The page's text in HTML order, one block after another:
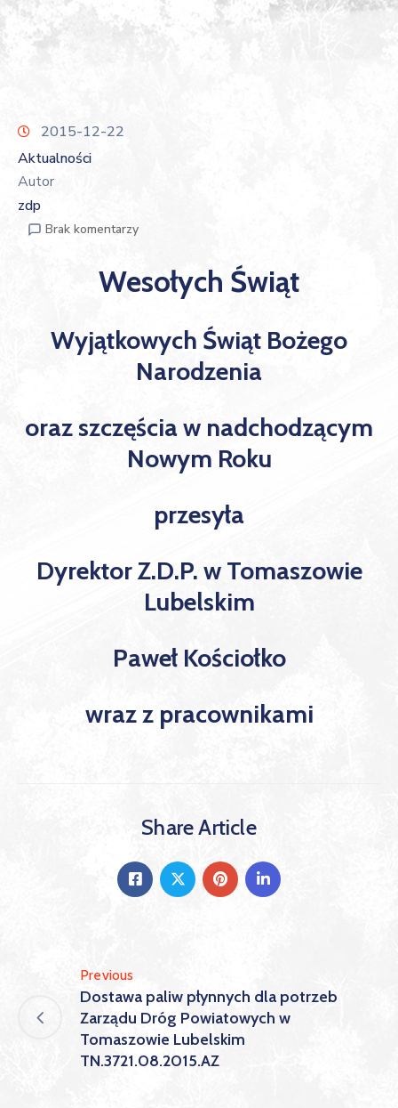
2015-12-22
Aktualności
Autor
zdp
Brak komentarzy
Wesołych Świąt
Wyjątkowych Świąt Bożego
Narodzenia
oraz szczęścia w nadchodzącym
Nowym Roku
przesyła
Dyrektor Z.D.P. w Tomaszowie
Lubelskim
Paweł Kościołko
wraz z pracownikami
Share Article
Previous
Dostawa paliw płynnych dla potrzeb
Zarządu Dróg Powiatowych w
Tomaszowie Lubelskim
TN.3721.08.2015.AZ